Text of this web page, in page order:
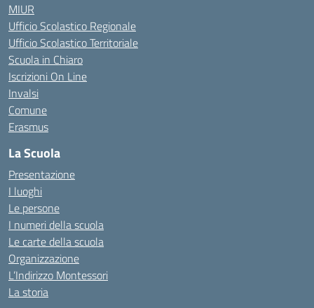
MIUR
Ufficio Scolastico Regionale
Ufficio Scolastico Territoriale
Scuola in Chiaro
Iscrizioni On Line
Invalsi
Comune
Erasmus
La Scuola
Presentazione
I luoghi
Le persone
I numeri della scuola
Le carte della scuola
Organizzazione
L’Indirizzo Montessori
La storia